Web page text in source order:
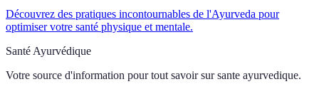
Découvrez des pratiques incontournables de l'Ayurveda pour
optimiser votre santé physique et mentale.
Santé Ayurvédique
Votre source d'information pour tout savoir sur sante ayurvedique.